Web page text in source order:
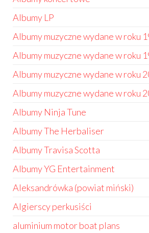
Albumy LP
Albumy muzyczne wydane w roku
Albumy muzyczne wydane w roku
Albumy muzyczne wydane w roku
Albumy muzyczne wydane w roku
Albumy Ninja Tune
Albumy The Herbaliser
Albumy Travisa Scotta
Albumy YG Entertainment
Aleksandrówka (powiat miński)
Algierscy perkusiści
aluminium motor boat plans